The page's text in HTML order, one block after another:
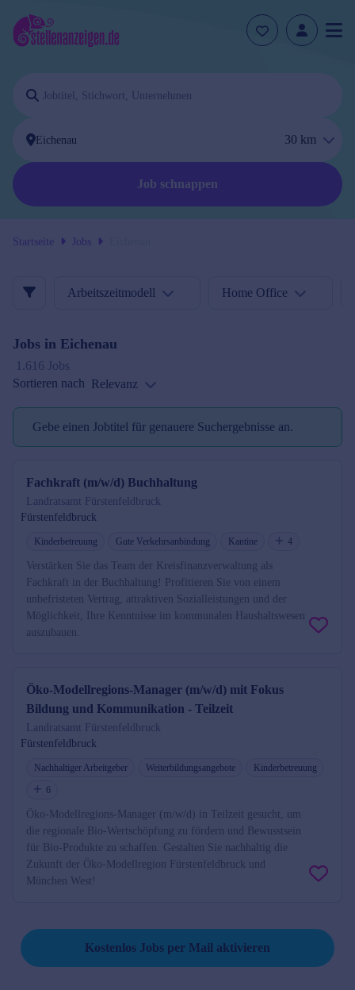
30 km
Job schnappen
Startseite Jobs
Arbeitszeitmodell Home Office
Jobs in Eichenau
1.616 Jobs
Sortieren nach Relevanz
Gebe einen Jobtitel für genauere Suchergebnisse an.
Fachkraft (m/w/d) Buchhaltung
Landratsamt Fürstenfeldbruck
Fürstenfeldbruck
Kinderbetreuung Gute Verkehrsanbindung Kantine 4
Verstärken Sie das Team der Kreisfinanzverwaltung als
Fachkraft in der Buchhaltung! Profitieren Sie von einem
unbefristeten Vertrag, attraktiven Sozialleistungen und der
Möglichkeit, Ihre Kenntnisse im kommunalen Haushaltswesen
auszubauen.
Öko-Modellregions-Manager (m/w/d) mit Fokus
Bildung und Kommunikation - Teilzeit
Landratsamt Fürstenfeldbruck
Fürstenfeldbruck
Nachhaltiger Arbeitgeber Weiterbildungsangebote
Kinderbetreuung
6
Öko-Modellregions-Manager (m/w/d) in Teilzeit gesucht, um
die regionale Bio-Wertschöpfung zu fördern und Bewusstsein
für Bio-Produkte zu schaffen. Gestalten Sie nachhaltig die
Zukunft der Öko-Modellregion Fürstenfeldbruck und
München West!
Kostenlos Jobs per Mail aktivieren